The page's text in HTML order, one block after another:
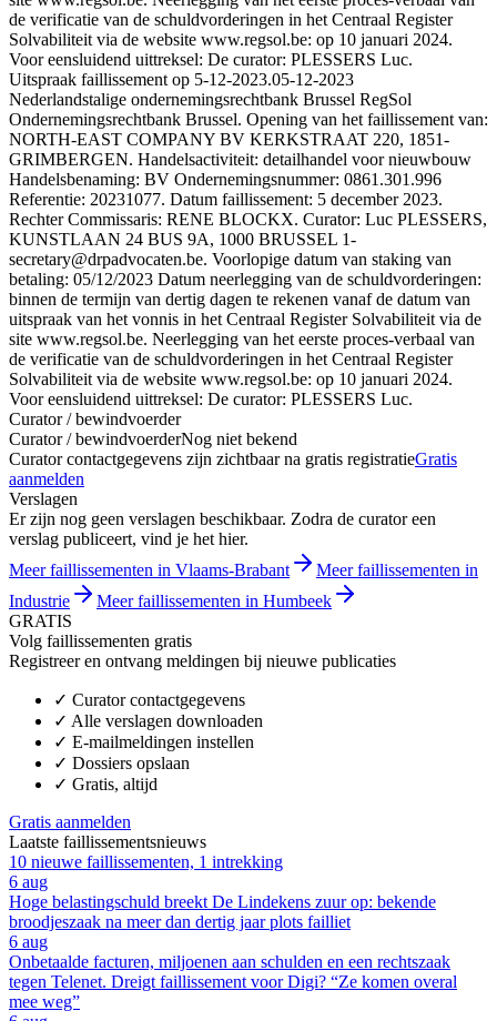
de verificatie van de schuldvorderingen in het Centraal Register
Solvabiliteit via de website www.regsol.be: op 10 januari 2024.
Voor eensluidend uittreksel: De curator: PLESSERS Luc.
Uitspraak faillissement op 5-12-2023.05-12-2023
Nederlandstalige ondernemingsrechtbank Brussel RegSol
Ondernemingsrechtbank Brussel. Opening van het faillissement van:
NORTH-EAST COMPANY BV KERKSTRAAT 220, 1851-
GRIMBERGEN. Handelsactiviteit: detailhandel voor nieuwbouw
Handelsbenaming: BV Ondernemingsnummer: 0861.301.996
Referentie: 20231077. Datum faillissement: 5 december 2023.
Rechter Commissaris: RENE BLOCKX. Curator: Luc PLESSERS,
KUNSTLAAN 24 BUS 9A, 1000 BRUSSEL 1-
secretary@drpadvocaten.be. Voorlopige datum van staking van
betaling: 05/12/2023 Datum neerlegging van de schuldvorderingen:
binnen de termijn van dertig dagen te rekenen vanaf de datum van
uitspraak van het vonnis in het Centraal Register Solvabiliteit via de
site www.regsol.be. Neerlegging van het eerste proces-verbaal van
de verificatie van de schuldvorderingen in het Centraal Register
Solvabiliteit via de website www.regsol.be: op 10 januari 2024.
Voor eensluidend uittreksel: De curator: PLESSERS Luc.
Curator / bewindvoerder
Curator / bewindvoerderNog niet bekend
Curator contactgegevens zijn zichtbaar na gratis registratieGratis
aanmelden
Verslagen
Er zijn nog geen verslagen beschikbaar. Zodra de curator een
verslag publiceert, vind je het hier.
Meer faillissementen in Vlaams-Brabant
Meer faillissementen in
Industrie
Meer faillissementen in Humbeek
GRATIS
Volg faillissementen gratis
Registreer en ontvang meldingen bij nieuwe publicaties
✓ Curator contactgegevens
✓ Alle verslagen downloaden
✓ E-mailmeldingen instellen
✓ Dossiers opslaan
✓ Gratis, altijd
Gratis aanmelden
Laatste faillissementsnieuws
10 nieuwe faillissementen, 1 intrekking
6 aug
Hoge belastingschuld breekt De Lindekens zuur op: bekende
broodjeszaak na meer dan dertig jaar plots failliet
6 aug
Onbetaalde facturen, miljoenen aan schulden en een rechtszaak
tegen Telenet. Dreigt faillissement voor Digi? “Ze komen overal
mee weg”